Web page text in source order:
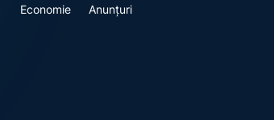
Economie
Anunțuri